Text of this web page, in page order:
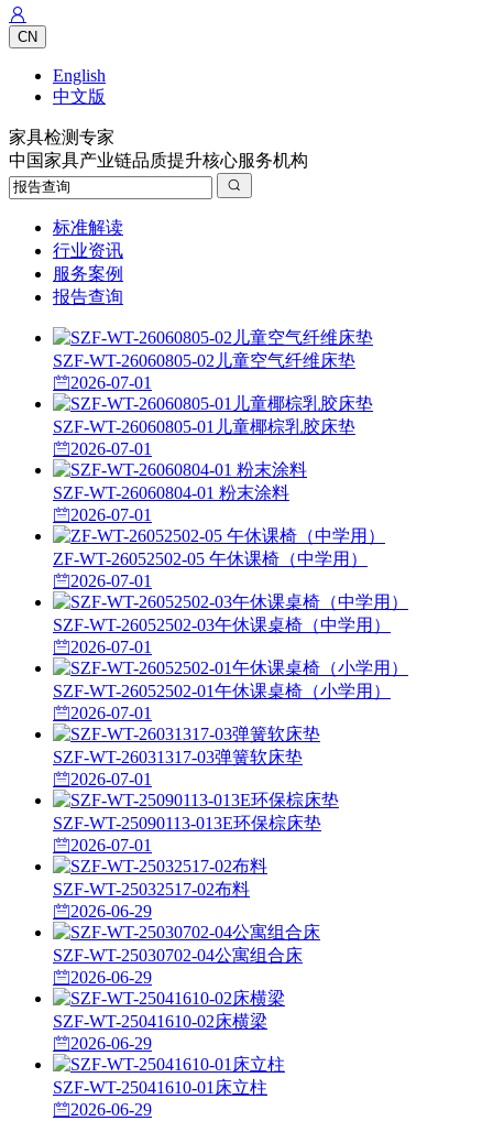
CN
English
中文版
家具检测专家
中国家具产业链品质提升核心服务机构
标准解读
行业资讯
服务案例
报告查询
SZF-WT-26060805-02儿童空气纤维床垫
2026-07-01
SZF-WT-26060805-01儿童椰棕乳胶床垫
2026-07-01
SZF-WT-26060804-01 粉末涂料
2026-07-01
ZF-WT-26052502-05 午休课椅（中学用）
2026-07-01
SZF-WT-26052502-03午休课桌椅（中学用）
2026-07-01
SZF-WT-26052502-01午休课桌椅（小学用）
2026-07-01
SZF-WT-26031317-03弹簧软床垫
2026-07-01
SZF-WT-25090113-013E环保棕床垫
2026-07-01
SZF-WT-25032517-02布料
2026-06-29
SZF-WT-25030702-04公寓组合床
2026-06-29
SZF-WT-25041610-02床横梁
2026-06-29
SZF-WT-25041610-01床立柱
2026-06-29